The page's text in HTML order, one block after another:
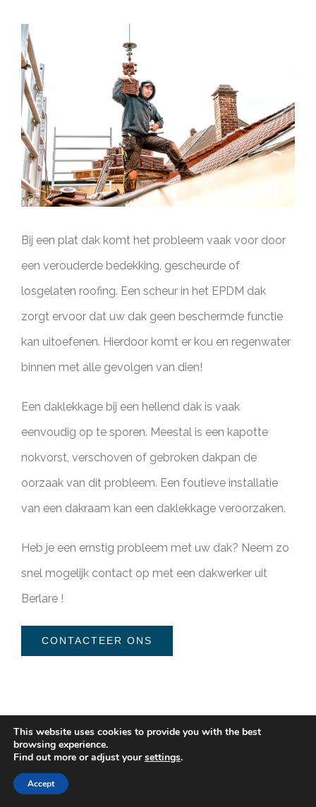
Bij een plat dak komt het probleem vaak voor door
een verouderde bedekking, gescheurde of
losgelaten roofing. Een scheur in het EPDM dak
zorgt ervoor dat uw dak geen beschermde functie
kan uitoefenen. Hierdoor komt er kou en regenwater
binnen met alle gevolgen van dien!
Een daklekkage bij een hellend dak is vaak
eenvoudig op te sporen. Meestal is een kapotte
nokvorst, verschoven of gebroken dakpan de
oorzaak van dit probleem. Een foutieve installatie
van een dakraam kan een daklekkage veroorzaken.
Heb je een ernstig probleem met uw dak? Neem zo
snel mogelijk contact op met een dakwerker uit
Berlare !
CONTACTEER ONS
Dak herstelling (plat dak)
This website uses cookies to provide you with the best
browsing experience.
Find out more or adjust yoursettings.
Accept